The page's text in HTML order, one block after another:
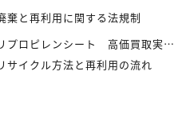
棄と再利用に関する法規制
ロピレンシート 高価買取実施中
サイクル方法と再利用の流れ